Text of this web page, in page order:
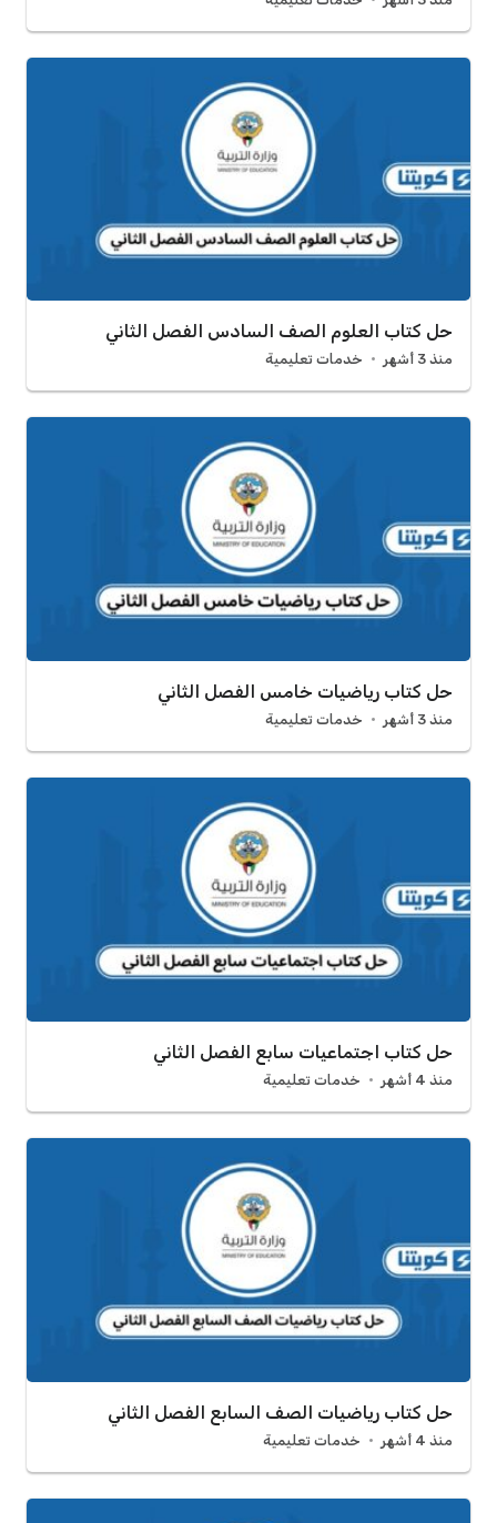
حل كتاب العلوم الصف السادس الفصل الثاني
منذ 3 أشهر خدمات تعليمية
حل كتاب رياضيات خامس الفصل الثاني
منذ 3 أشهر خدمات تعليمية
حل كتاب اجتماعيات سابع الفصل الثاني
منذ 4 أشهر خدمات تعليمية
حل كتاب رياضيات الصف السابع الفصل الثاني
منذ 4 أشهر خدمات تعليمية